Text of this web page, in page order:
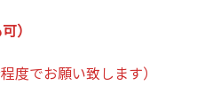
）
度でお願い致します）